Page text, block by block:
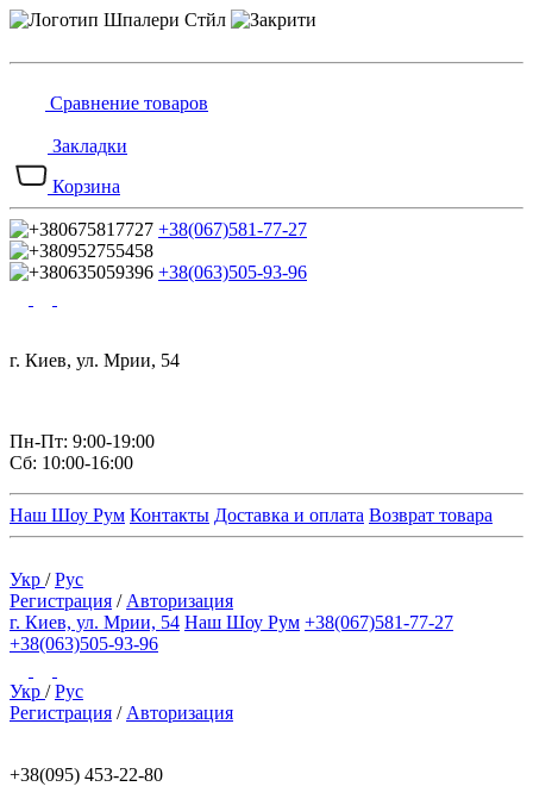
Сравнение товаров
Закладки
Корзина
+38(067)581-77-27
+38(063)505-93-96
г. Киев, ул. Мрии, 54
Пн-Пт: 9:00-19:00
Сб: 10:00-16:00
Наш Шоу Рум Контакты Доставка и оплата Возврат товара
Укр /Рус
Регистрация / Авторизация
г. Киев, ул. Мрии, 54 Наш Шоу Рум +38(067)581-77-27
+38(063)505-93-96
Укр /Рус
Регистрация / Авторизация
+38(095) 453-22-80